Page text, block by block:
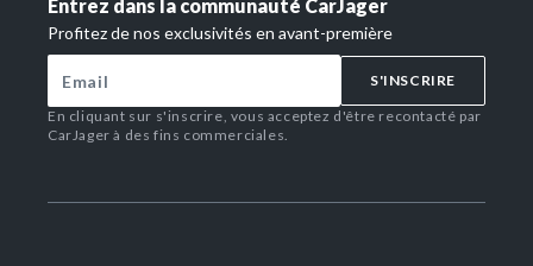
Entrez dans la communauté CarJager
Profitez de nos exclusivités en avant-première
S'INSCRIRE
En cliquant sur s'inscrire, vous acceptez d'être recontacté par
CarJager à des fins commerciales.